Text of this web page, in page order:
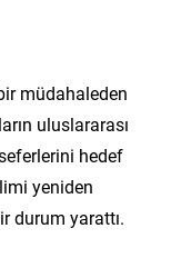
müdahaleden
uluslararası
hedef
yeniden
durum yarattı.